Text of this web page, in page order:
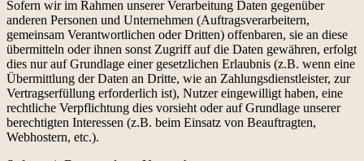
Sofern wir im Rahmen unserer Verarbeitung Daten gegenüber
anderen Personen und Unternehmen (Auftragsverarbeitern,
gemeinsam Verantwortlichen oder Dritten) offenbaren, sie an diese
übermitteln oder ihnen sonst Zugriff auf die Daten gewähren, erfolgt
dies nur auf Grundlage einer gesetzlichen Erlaubnis (z.B. wenn eine
Übermittlung der Daten an Dritte, wie an Zahlungsdienstleister, zur
Vertragserfüllung erforderlich ist), Nutzer eingewilligt haben, eine
rechtliche Verpflichtung dies vorsieht oder auf Grundlage unserer
berechtigten Interessen (z.B. beim Einsatz von Beauftragten,
Webhostern, etc.).